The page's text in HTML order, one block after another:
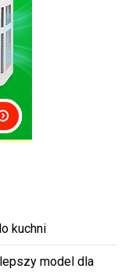
kuchni
model dla